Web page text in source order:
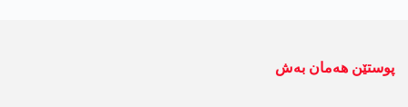
پوستێن ھەمان بەش